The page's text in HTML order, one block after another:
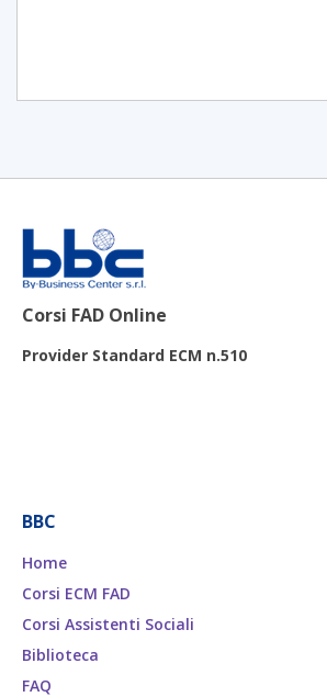
Corsi FAD Online
Provider Standard ECM n.510
BBC
Home
Corsi ECM FAD
Corsi Assistenti Sociali
Biblioteca
FAQ